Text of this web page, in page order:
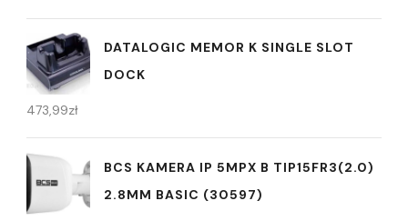
DATALOGIC MEMOR K SINGLE SLOT
DOCK
473,99zł
BCS KAMERA IP 5MPX B TIP15FR3(2.0)
2.8MM BASIC (30597)